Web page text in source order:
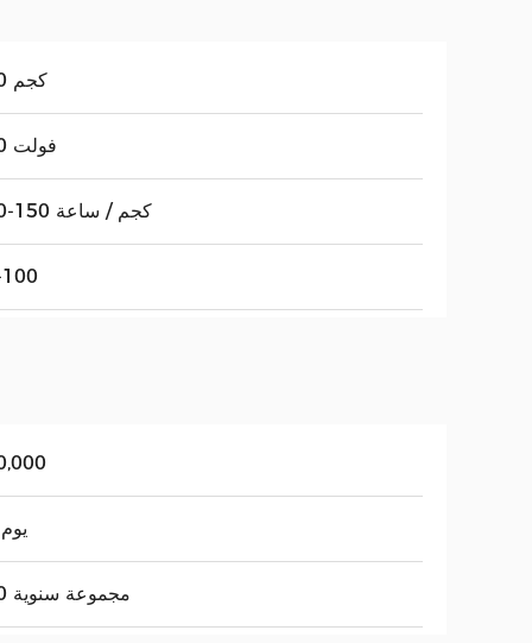
150 كجم
220 فولت
100-150 كجم / ساعة
20 يوم
100 مجموعة سنوية